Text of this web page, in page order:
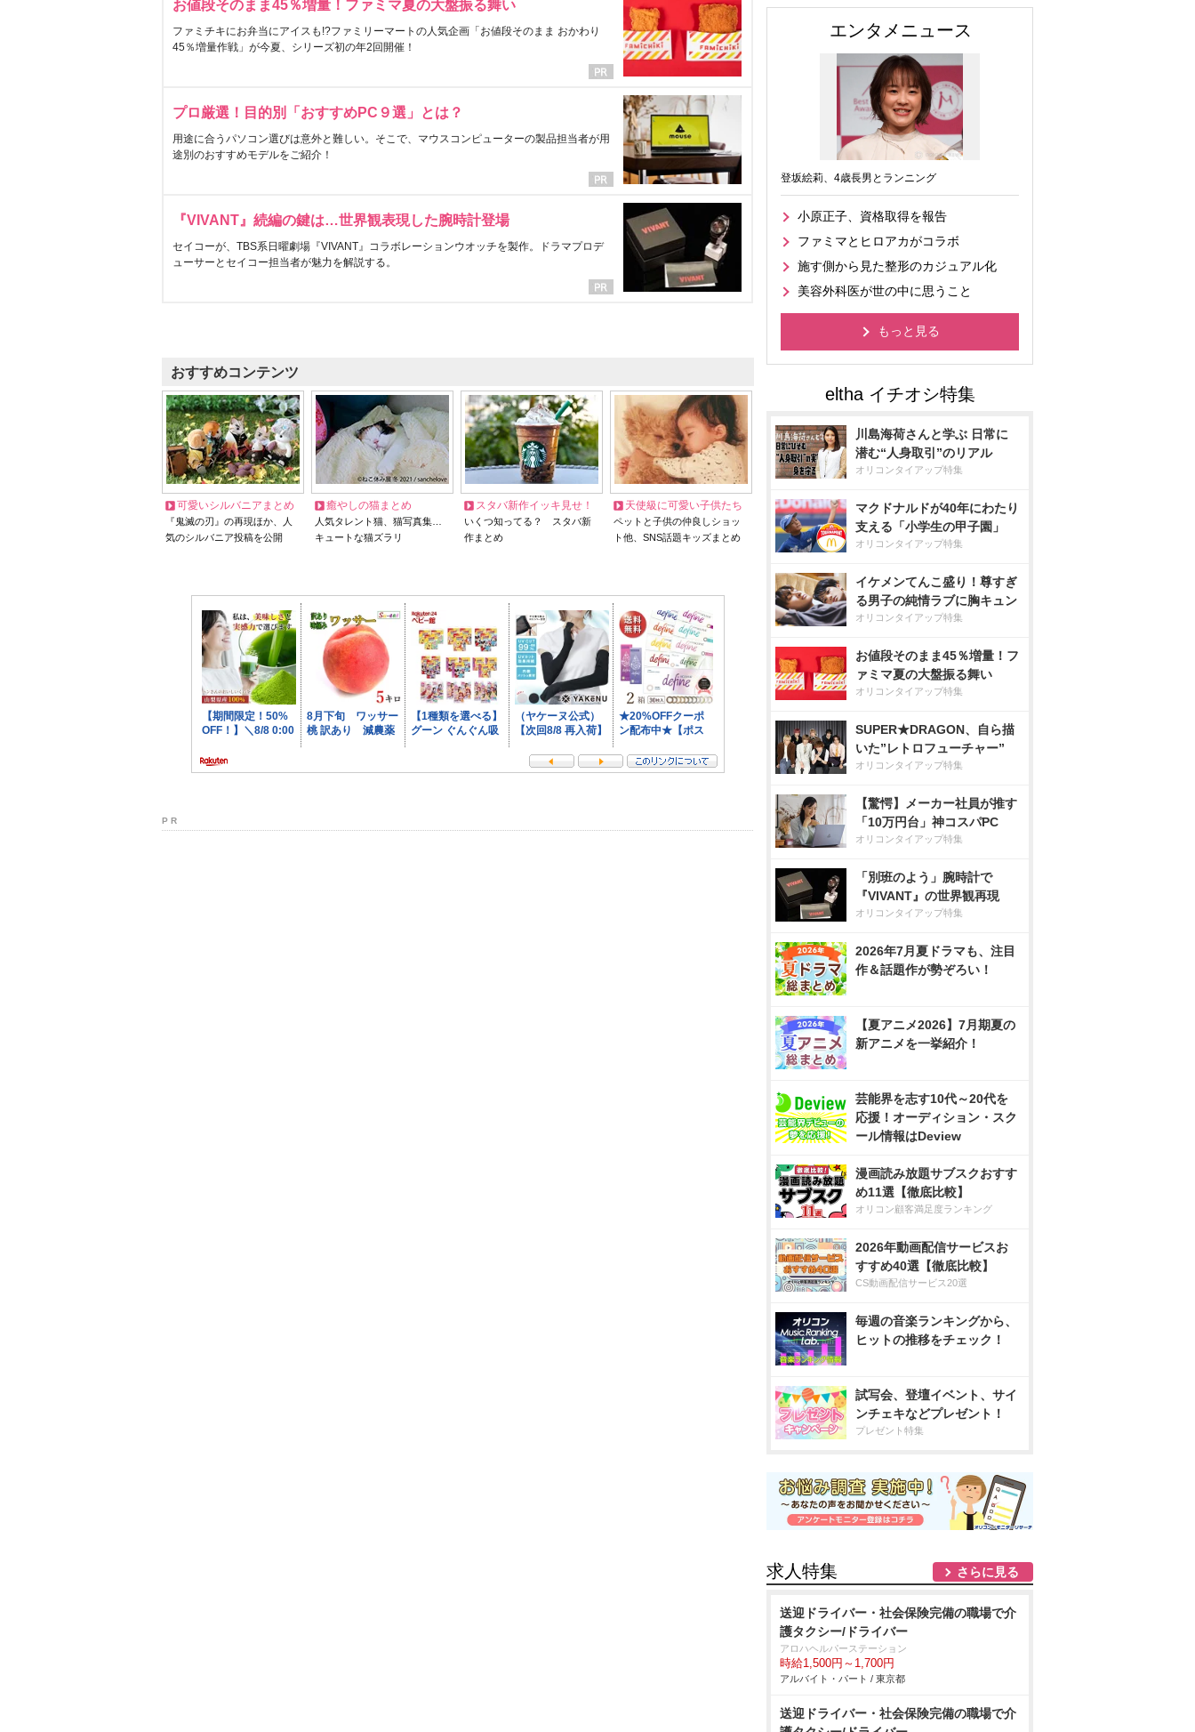
お値段そのまま45％増量！ファミマ夏の大盤振る舞い
ファミチキにお弁当にアイスも!?ファミリーマートの人気企画「お値段そのまま おかわり
45％増量作戦」が今夏、シリーズ初の年2回開催！
プロ厳選！目的別「おすすめPC９選」とは？
用途に合うパソコン選びは意外と難しい。そこで、マウスコンピューターの製品担当者が用
途別のおすすめモデルをご紹介！
『VIVANT』続編の鍵は…世界観表現した腕時計登場
セイコーが、TBS系日曜劇場『VIVANT』コラボレーションウオッチを製作。ドラマプロデ
ューサーとセイコー担当者が魅力を解説する。
おすすめコンテンツ
可愛いシルバニアまとめ
『鬼滅の刃』の再現ほか、人
気のシルバニア投稿を公開
癒やしの猫まとめ
人気タレント猫、猫写真集…
キュートな猫ズラリ
スタバ新作イッキ見せ！
いくつ知ってる？ スタバ新
作まとめ
天使級に可愛い子供たち
ペットと子供の仲良しショッ
ト他、SNS話題キッズまとめ
P R
エンタメニュース
登坂絵莉、4歳長男とランニング
小原正子、資格取得を報告
ファミマとヒロアカがコラボ
施す側から見た整形のカジュアル化
美容外科医が世の中に思うこと
もっと見る
川島海荷さんと学ぶ 日常に
潜む“人身取引”のリアル
オリコンタイアップ特集
マクドナルドが40年にわたり
支える「小学生の甲子園」
オリコンタイアップ特集
イケメンてんこ盛り！尊すぎ
る男子の純情ラブに胸キュン
オリコンタイアップ特集
お値段そのまま45％増量！フ
ァミマ夏の大盤振る舞い
オリコンタイアップ特集
SUPER★DRAGON、自ら描
いた”レトロフューチャー”
オリコンタイアップ特集
【驚愕】メーカー社員が推す
「10万円台」神コスパPC
オリコンタイアップ特集
「別班のよう」腕時計で
『VIVANT』の世界観再現
オリコンタイアップ特集
2026年7月夏ドラマも、注目
作＆話題作が勢ぞろい！
【夏アニメ2026】7月期夏の
新アニメを一挙紹介！
芸能界を志す10代～20代を
応援！オーディション・スク
ール情報はDeview
漫画読み放題サブスクおすす
め11選【徹底比較】
オリコン顧客満足度ランキング
2026年動画配信サービスお
すすめ40選【徹底比較】
CS動画配信サービス20選
毎週の音楽ランキングから、
ヒットの推移をチェック！
試写会、登壇イベント、サイ
ンチェキなどプレゼント！
プレゼント特集
求人特集 さらに見る
送迎ドライバー・社会保険完備の職場で介
護タクシー/ドライバー
アロハヘルパーステーション
時給1,500円～1,700円
アルバイト・パート / 東京都
送迎ドライバー・社会保険完備の職場で介